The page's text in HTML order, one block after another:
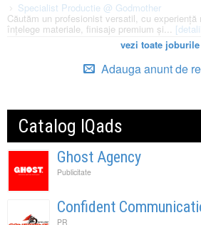
Specialist Productie @ Godmother
Căutăm un profesionist versatil, cu
înțelege materiale, finisaje premium și...
vezi toate joburile
Adauga anunt de
Catalog IQads
Ghost Agency
Publicitate
Confident
PR